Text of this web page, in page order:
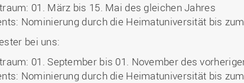
01. März bis 15. Mai des gleichen Jahres
Nominierung durch die Heimatuniversität bis
bei uns:
01. September bis 01. November des
Nominierung durch die Heimatuniversität bis